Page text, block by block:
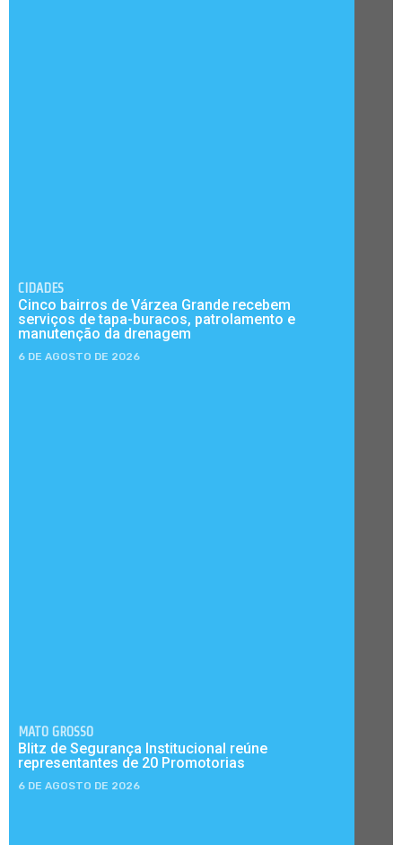
CIDADES
Cinco bairros de Várzea Grande recebem
serviços de tapa-buracos, patrolamento e
manutenção da drenagem
6 DE AGOSTO DE 2026
MATO GROSSO
Blitz de Segurança Institucional reúne
representantes de 20 Promotorias
6 DE AGOSTO DE 2026